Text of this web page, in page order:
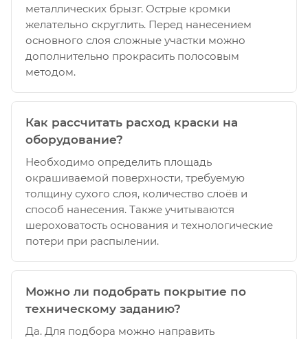
металлических брызг. Острые кромки
желательно скруглить. Перед нанесением
основного слоя сложные участки можно
дополнительно прокрасить полосовым
методом.
Как рассчитать расход краски на
оборудование?
Необходимо определить площадь
окрашиваемой поверхности, требуемую
толщину сухого слоя, количество слоёв и
способ нанесения. Также учитываются
шероховатость основания и технологические
потери при распылении.
Можно ли подобрать покрытие по
техническому заданию?
Да. Для подбора можно направить